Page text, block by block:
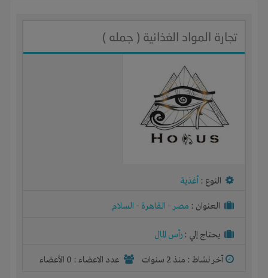
تجارة المواد الغذائية ( جمله )
النوع : أغذية
العنوان : مصر- القاهرة - السلام
يحتاج إلي : رأس المال
آخر نشاط : منذ 2 سنوات عدد الاعضاء : 0 الأعضاء